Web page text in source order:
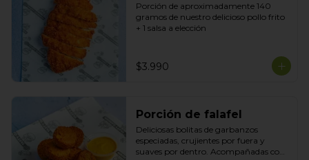
Porción de aproximadamente 140
gramos de nuestro delicioso pollo frito
+ 1 salsa a elección
$3.990
Porción de falafel
Deliciosas bolitas de garbanzos
especiadas, crujientes por fuera y
suaves por dentro. Acompañadas con